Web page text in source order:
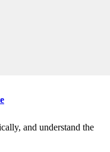
and understand the